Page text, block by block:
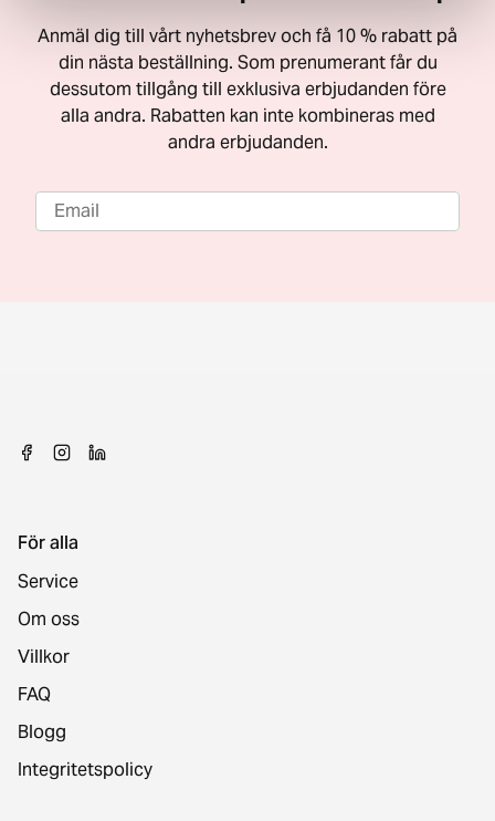
Anmäl dig till vårt nyhetsbrev och få 10 % rabatt på
din nästa beställning. Som prenumerant får du
dessutom tillgång till exklusiva erbjudanden före
alla andra. Rabatten kan inte kombineras med
andra erbjudanden.
För alla
Service
Om oss
Villkor
FAQ
Blogg
Integritetspolicy